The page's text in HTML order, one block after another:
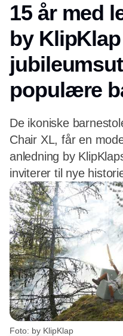
15 år med
by
populære
De ikoniske
Chair XL, får en
anledning by
inviterer til nye
Foto: by KlipKlap